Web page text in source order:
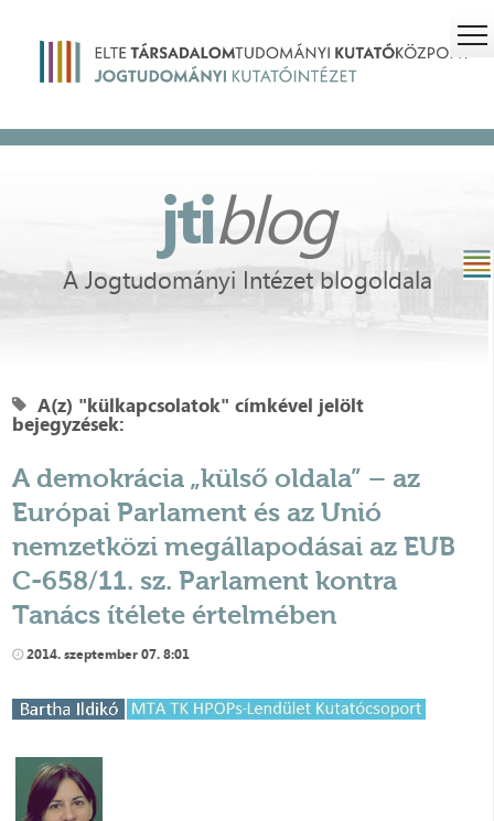
jtiblog
A Jogtudományi Intézet blogoldala
A(z) "külkapcsolatok" címkével jelölt
bejegyzések:
A demokrácia „külső oldala” – az
Európai Parlament és az Unió
nemzetközi megállapodásai az EUB
C-658/11. sz. Parlament kontra
Tanács ítélete értelmében
2014. szeptember 07. 8:01